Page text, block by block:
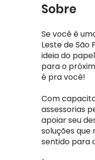
Sobre
Se você é
Leste de São
ideia do
para o
é pra você!
Com
assessorias
apoiar seu
soluções
sentido para